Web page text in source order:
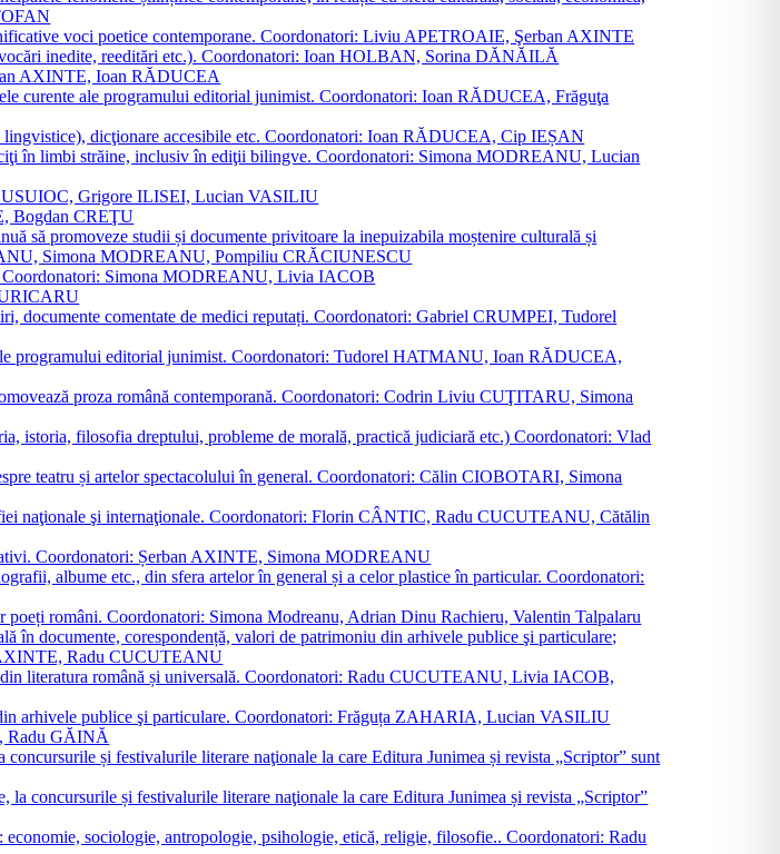
voci poetice contemporane. Coordonatori: Liviu APETROAIE, Şerban AXINTE
inedite, reeditări etc.). Coordonatori: Ioan HOLBAN, Sorina DĂNĂILĂ
AXINTE, Ioan RĂDUCEA
curente ale programului editorial junimist. Coordonatori: Ioan RĂDUCEA, Frăguţa
dicţionare accesibile etc. Coordonatori: Ioan RĂDUCEA, Cip IEȘAN
în limbi străine, inclusiv în ediţii bilingve. Coordonatori: Simona MODREANU, Lucian
Grigore ILISEI, Lucian VASILIU
Bogdan CREŢU
să promoveze studii și documente privitoare la inepuizabila moștenire culturală și
Simona MODREANU, Pompiliu CRĂCIUNESCU
Coordonatori: Simona MODREANU, Livia IACOB
URICARU
documente comentate de medici reputați. Coordonatori: Gabriel CRUMPEI, Tudorel
programului editorial junimist. Coordonatori: Tudorel HATMANU, Ioan RĂDUCEA,
proza română contemporană. Coordonatori: Codrin Liviu CUŢITARU, Simona
istoria, filosofia dreptului, probleme de morală, practică judiciară etc.) Coordonatori: Vlad
teatru și artelor spectacolului în general. Coordonatori: Călin CIOBOTARI, Simona
naţionale şi internaţionale. Coordonatori: Florin CÂNTIC, Radu CUCUTEANU, Cătălin
Coordonatori: Șerban AXINTE, Simona MODREANU
albume etc., din sfera artelor în general și a celor plastice în particular. Coordonatori:
români. Coordonatori: Simona Modreanu, Adrian Dinu Rachieru, Valentin Talpalaru
în documente, corespondență, valori de patrimoniu din arhivele publice şi particulare;
AXINTE, Radu CUCUTEANU
literatura română și universală. Coordonatori: Radu CUCUTEANU, Livia IACOB,
arhivele publice şi particulare. Coordonatori: Frăguța ZAHARIA, Lucian VASILIU
Radu GĂINĂ
și festivalurile literare naţionale la care Editura Junimea și revista „Scriptor” sunt
concursurile și festivalurile literare naţionale la care Editura Junimea și revista „Scriptor”
sociologie, antropologie, psihologie, etică, religie, filosofie.. Coordonatori: Radu